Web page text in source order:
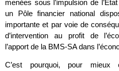
menées sous l’impulsion de
un Pôle financier national
importante et par voie de
d’intervention au profit de
l’apport de la BMS-SA dans
C’est pourquoi, pour